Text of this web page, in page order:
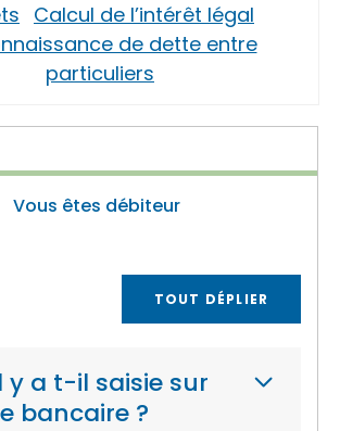
Calcul de l’intérêt légal
de dette entre
particuliers
Vous êtes débiteur
TOUT DÉPLIER
y a t-il saisie sur
bancaire ?